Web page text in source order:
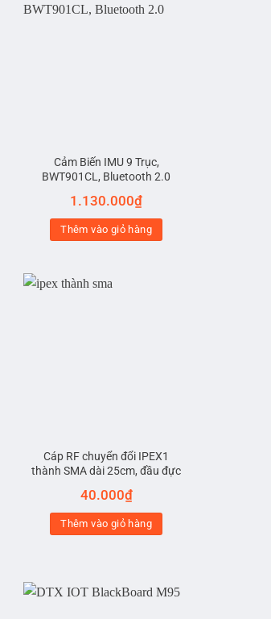
Cảm Biến IMU 9 Trục,
BWT901CL, Bluetooth 2.0
1.130.000₫
Thêm vào giỏ hàng
Cáp RF chuyển đổi IPEX1
thành SMA dài 25cm, đầu đực
40.000₫
Thêm vào giỏ hàng